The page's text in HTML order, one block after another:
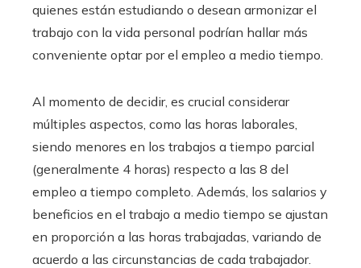
quienes están estudiando o desean armonizar el
trabajo con la vida personal podrían hallar más
conveniente optar por el empleo a medio tiempo.
Al momento de decidir, es crucial considerar
múltiples aspectos, como las horas laborales,
siendo menores en los trabajos a tiempo parcial
(generalmente 4 horas) respecto a las 8 del
empleo a tiempo completo. Además, los salarios y
beneficios en el trabajo a medio tiempo se ajustan
en proporción a las horas trabajadas, variando de
acuerdo a las circunstancias de cada trabajador.